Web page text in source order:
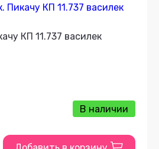
КП 11.737 василек
В наличии